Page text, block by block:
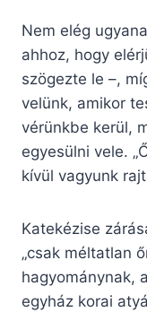
Nem elég
ahhoz, hogy
szögezte le –,
velünk, amikor
vérünkbe kerül,
egyesülni vele.
kívül vagyunk
Katekézise
„csak méltatlan
hagyománynak,
egyház korai